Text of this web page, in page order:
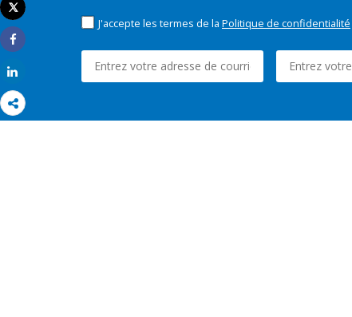
Imprimer
Tweet
Share
J'accepte les termes de la Politique de confidentialité